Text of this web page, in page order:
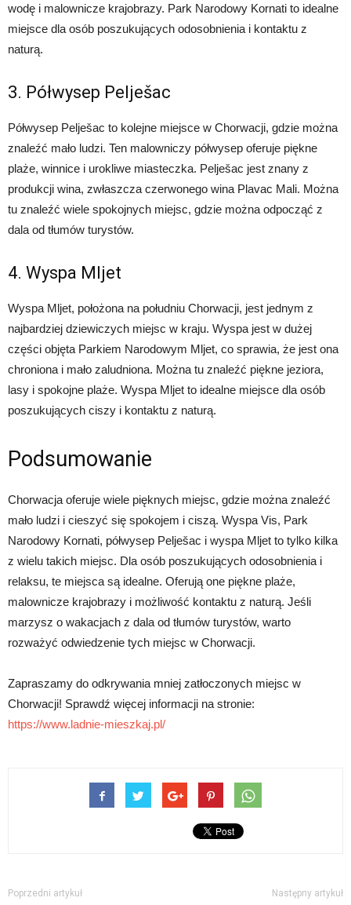
wodę i malownicze krajobrazy. Park Narodowy Kornati to idealne
miejsce dla osób poszukujących odosobnienia i kontaktu z
naturą.
3. Półwysep Pelješac
Półwysep Pelješac to kolejne miejsce w Chorwacji, gdzie można
znaleźć mało ludzi. Ten malowniczy półwysep oferuje piękne
plaże, winnice i urokliwe miasteczka. Pelješac jest znany z
produkcji wina, zwłaszcza czerwonego wina Plavac Mali. Można
tu znaleźć wiele spokojnych miejsc, gdzie można odpocząć z
dala od tłumów turystów.
4. Wyspa Mljet
Wyspa Mljet, położona na południu Chorwacji, jest jednym z
najbardziej dziewiczych miejsc w kraju. Wyspa jest w dużej
części objęta Parkiem Narodowym Mljet, co sprawia, że jest ona
chroniona i mało zaludniona. Można tu znaleźć piękne jeziora,
lasy i spokojne plaże. Wyspa Mljet to idealne miejsce dla osób
poszukujących ciszy i kontaktu z naturą.
Podsumowanie
Chorwacja oferuje wiele pięknych miejsc, gdzie można znaleźć
mało ludzi i cieszyć się spokojem i ciszą. Wyspa Vis, Park
Narodowy Kornati, półwysep Pelješac i wyspa Mljet to tylko kilka
z wielu takich miejsc. Dla osób poszukujących odosobnienia i
relaksu, te miejsca są idealne. Oferują one piękne plaże,
malownicze krajobrazy i możliwość kontaktu z naturą. Jeśli
marzysz o wakacjach z dala od tłumów turystów, warto
rozważyć odwiedzenie tych miejsc w Chorwacji.
Zapraszamy do odkrywania mniej zatłoczonych miejsc w
Chorwacji! Sprawdź więcej informacji na stronie:
https://www.ladnie-mieszkaj.pl/
Poprzedni artykuł Następny artykuł